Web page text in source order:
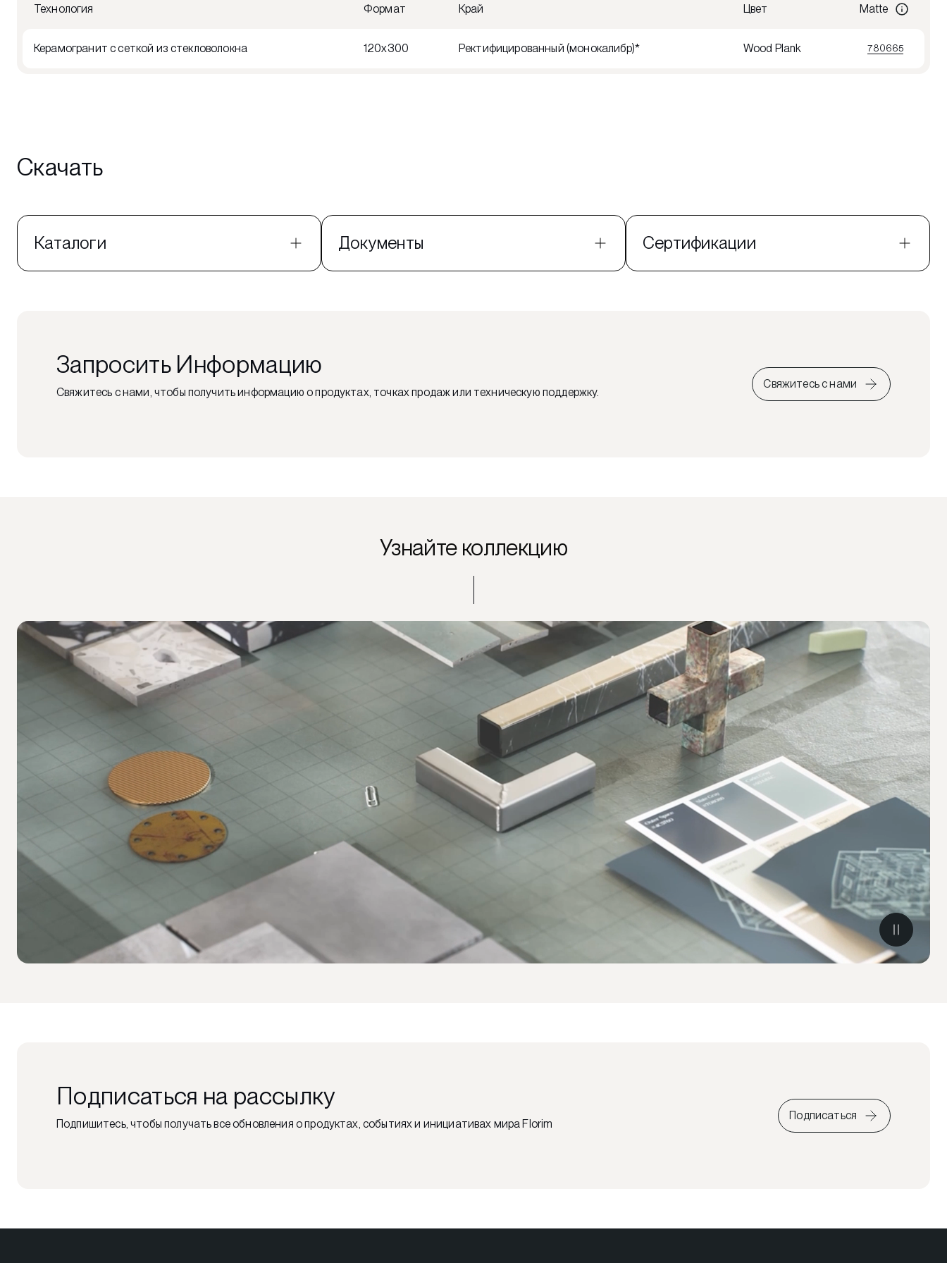
Технология Формат Край Цвет Matte
Керамогранит с сеткой из стекловолокна 120x300 Ректифицированный (монокалибр)* Wood Plank 780665
Скачать
Каталоги Документы Сертификации
Запросить Информацию
Свяжитесь с нами, чтобы получить информацию о продуктах, точках продаж или техническую поддержку.
Свяжитесь с нами
Узнайте коллекцию
Подписаться на рассылку
Подпишитесь, чтобы получать все обновления о продуктах, событиях и инициативах мира Florim
Подписаться